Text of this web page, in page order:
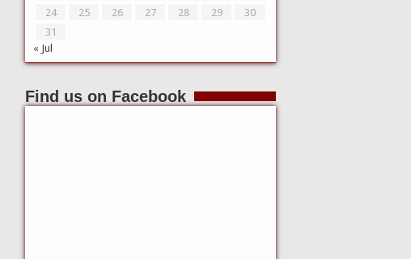
24
25 26 27 28 29
30
31
« Jul
Find us on Facebook